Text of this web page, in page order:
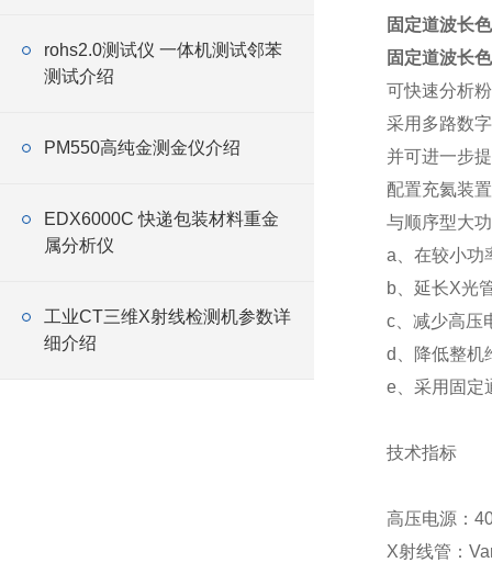
rohs2.0测试仪 一体机测试邻苯
测试介绍
PM550高纯金测金仪介绍
EDX6000C 快递包装材料重金
属分析仪
工业CT三维X射线检测机参数详
细介绍
固定道波长
固定道波长
可快速分析
采用多路数
并可进一步
配置充氦装
与顺序型大
a、在较小功
b、延长X光
c、减少高压
d、降低整机
e、采用固定
技术指标
高压电源：
X射线管：